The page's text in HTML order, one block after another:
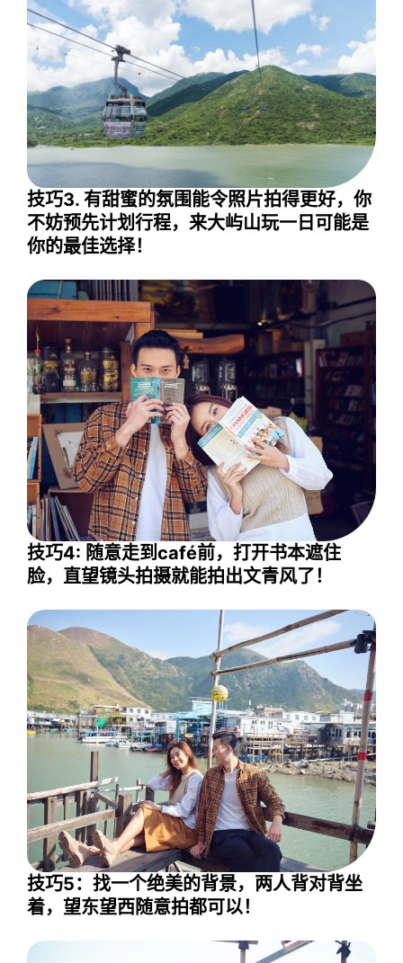
技巧3. 有甜蜜的氛围能令照片拍得更好，你
不妨预先计划行程，来大屿山玩一日可能是
你的最佳选择！
技巧4: 随意走到café前，打开书本遮住
脸，直望镜头拍摄就能拍出文青风了！
技巧5：找一个绝美的背景，两人背对背坐
着，望东望西随意拍都可以！